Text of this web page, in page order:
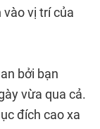
vị trí của
bởi bạn
vừa qua cả.
đích cao xa